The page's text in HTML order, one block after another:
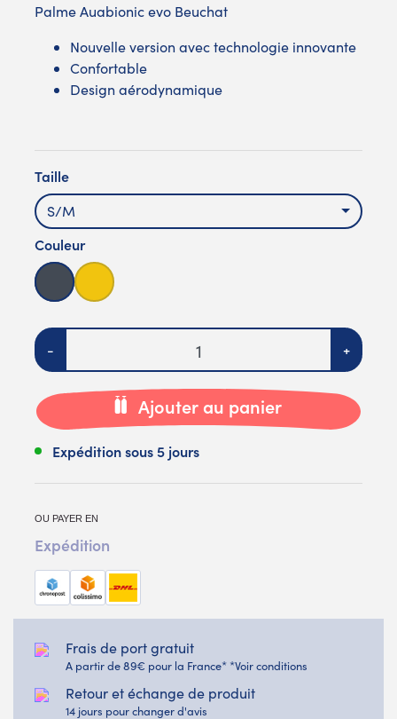
Palme Auabionic evo Beuchat
Nouvelle version avec technologie innovante
Confortable
Design aérodynamique
Taille
S/M
Couleur
Noir Jaune
Quantité
- +
Ajouter au panier
Expédition sous 5 jours
OU PAYER EN
Expédition
Frais de port gratuit
A partir de 89€ pour la France* *Voir conditions
Retour et échange de produit
14 jours pour changer d'avis